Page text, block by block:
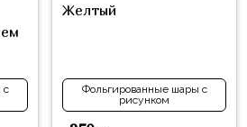
с
Желтый
Фольгированные шары с
рисунком